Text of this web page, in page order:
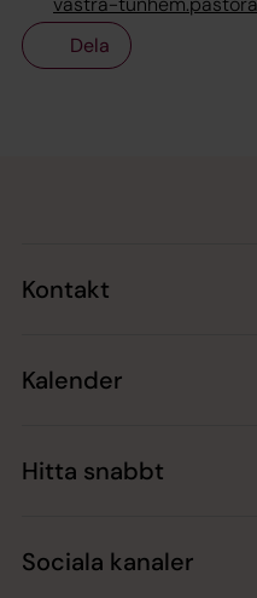
Dela
Kontakt
Kalender
Hitta snabbt
Sociala kanaler